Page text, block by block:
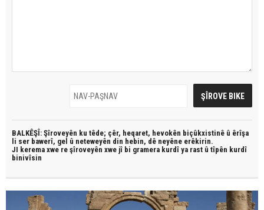
BALKÊŞÎ: Şîroveyên ku têde; çêr, heqaret, hevokên biçûkxistinê û êrîşa
li ser bawerî, gel û neteweyên din hebin, dê neyêne erêkirin.
JI kerema xwe re şîroveyên xwe jî bi gramera kurdî ya rast û tîpên kurdî
binivîsin